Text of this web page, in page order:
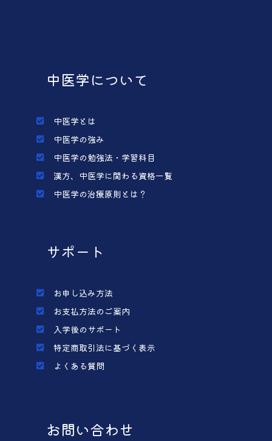
中医学について
中医学とは
中医学の強み
中医学の勉強法・学習科目
漢方、中医学に関わる資格一覧
中医学の治療原則とは？
サポート
お申し込み方法
お支払方法のご案内
入学後のサポート
特定商取引法に基づく表示
よくある質問
お問い合わせ